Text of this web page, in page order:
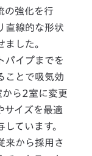
の強化を行
直線的な形状
した。
パイプまでを
ことで吸気効
ら2室に変更
サイズを最適
ています。
来から採用さ